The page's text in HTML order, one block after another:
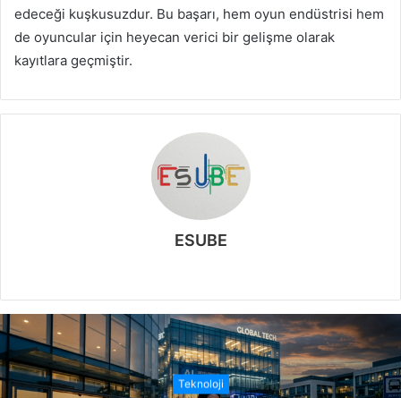
edeceği kuşkusuzdur. Bu başarı, hem oyun endüstrisi hem
de oyuncular için heyecan verici bir gelişme olarak
kayıtlara geçmiştir.
ESUBE
b
s
i
t
Teknoloji